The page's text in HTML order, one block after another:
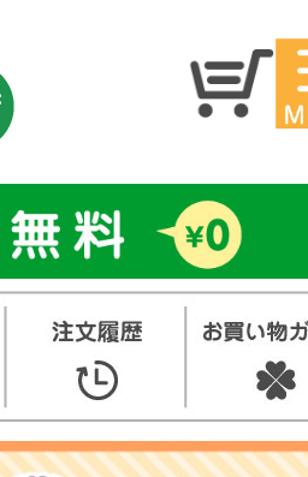
マイページ
お名前シー
ル
お買い得セ
スタンプ
その他